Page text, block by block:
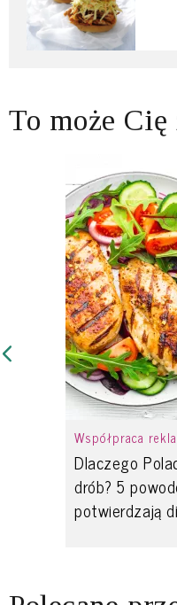
To może Cię
Współpraca
Dlaczego
drób? 5
potwierdzają